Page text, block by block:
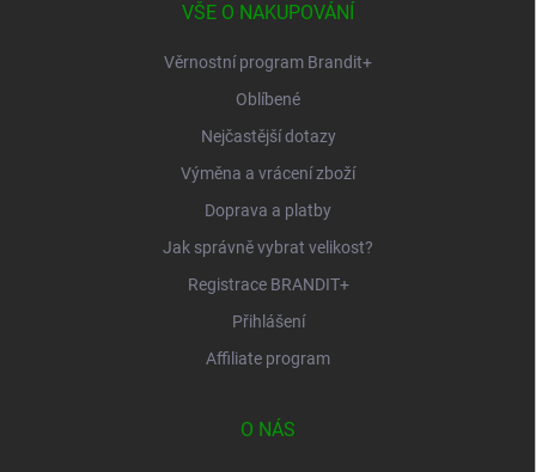
VŠE O NAKUPOVÁNÍ
Věrnostní program Brandit+
Oblíbené
Nejčastější dotazy
Výměna a vrácení zboží
Doprava a platby
Jak správně vybrat velikost?
Registrace BRANDIT+
Přihlášení
Affiliate program
O NÁS